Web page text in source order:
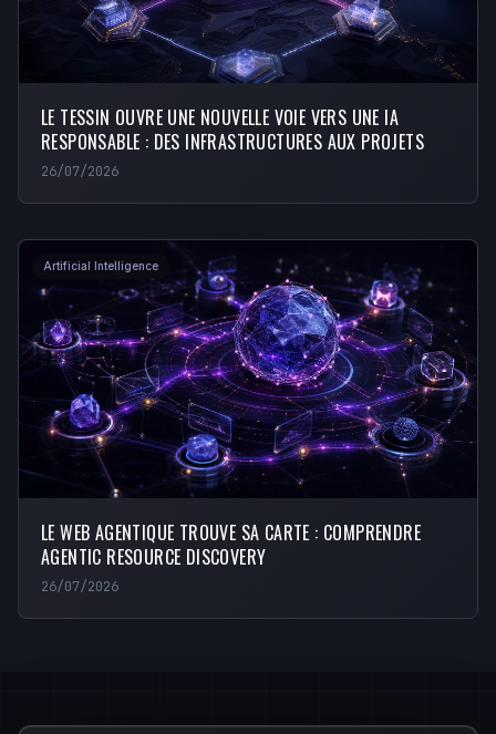
LE TESSIN OUVRE UNE NOUVELLE VOIE VERS UNE IA
RESPONSABLE : DES INFRASTRUCTURES AUX PROJETS
26/07/2026
Artificial Intelligence
LE WEB AGENTIQUE TROUVE SA CARTE : COMPRENDRE
AGENTIC RESOURCE DISCOVERY
26/07/2026